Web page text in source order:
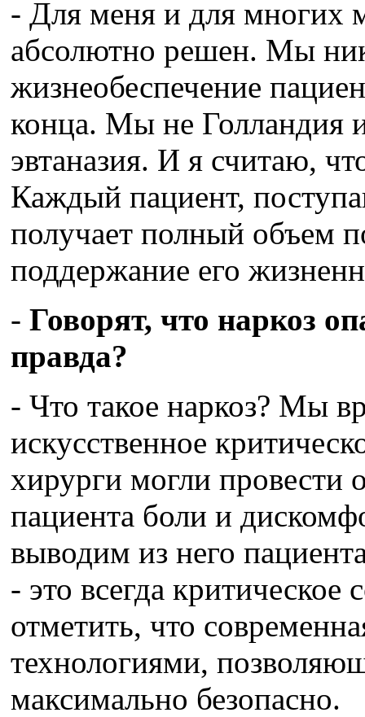
- Для меня и для многих
абсолютно решен. Мы
жизнеобеспечение
конца. Мы не Голландия
эвтаназия. И я считаю,
Каждый пациент,
получает полный объем
поддержание его
- Говорят, что наркоз
правда?
- Что такое наркоз? Мы
искусственное
хирурги могли провести
пациента боли и
выводим из него
- это всегда критическое
отметить, что
технологиями,
максимально безопасно.